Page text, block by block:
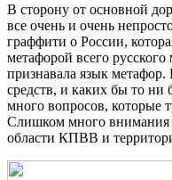
В сторону от основной
все очень и очень
граффити о России,
метафорой всего
признавала язык
средств, и каких бы то
много вопросов, которые
Слишком много внимания
области КПВВ и